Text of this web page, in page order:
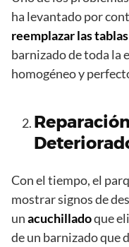
ha levantado por
reemplazar las
barnizado de toda la
homogéneo y
Con el tiempo, el
mostrar signos de
unacuchilladoque
de un barnizado que